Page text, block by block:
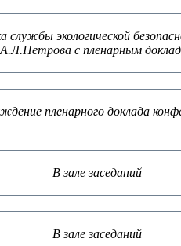
службы экологической
А.Л.Петрова с пленарным
пленарного доклада
В зале заседаний
В зале заседаний